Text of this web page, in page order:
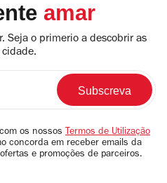
amar
Seja o primerio a descobrir as
os nossos Termos de Utilização
concorda em receber emails da
e promoções de parceiros.